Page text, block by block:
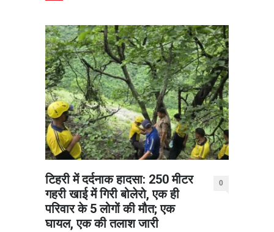
टिहरी में दर्दनाक हादसा: 250 मीटर
गहरी खाई में गिरी बोलेरो, एक ही
परिवार के 5 लोगों की मौत; एक
घायल, एक की तलाश जारी
0